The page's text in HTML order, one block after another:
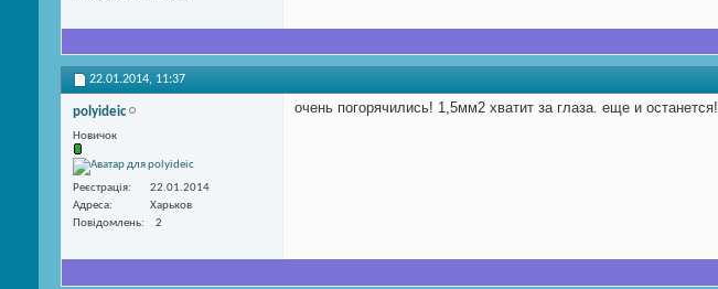
22.01.2014, 11:37
polyideic
Новичок
Реєстрація
22.01.2014
Адреса
Харьков
Повідомлень
2
очень погорячились! 1,5мм2 хватит за глаза. еще и останется!